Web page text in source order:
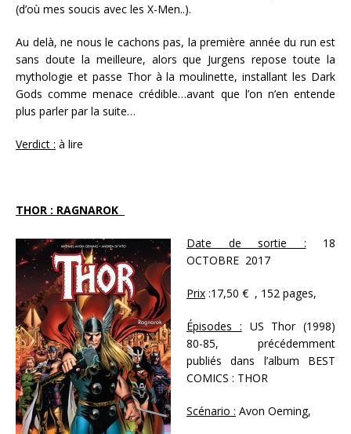
(d’où mes soucis avec les X-Men..).
Au delà, ne nous le cachons pas, la première année du run est
sans doute la meilleure, alors que Jurgens repose toute la
mythologie et passe Thor à la moulinette, installant les Dark
Gods comme menace crédible…avant que l’on n’en entende
plus parler par la suite…
Verdict : à lire
THOR : RAGNAROK
Date de sortie : 18
OCTOBRE 2017
Prix :17,50 € , 152 pages,
Épisodes : US Thor (1998)
80-85, précédemment
publiés dans l’album BEST
COMICS : THOR
Scénario : Avon Oeming,